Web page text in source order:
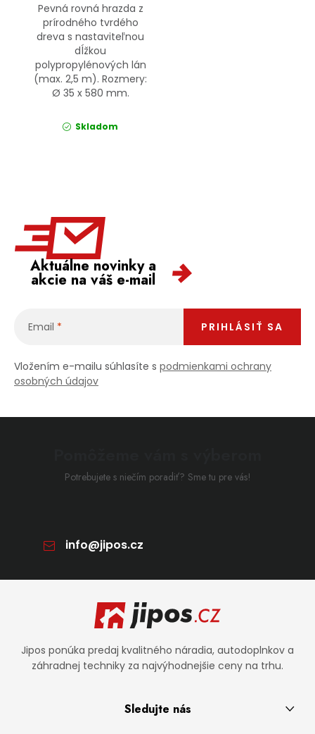
Pevná rovná hrazda z
prírodného tvrdého
dreva s nastaviteľnou
dĺžkou
polypropylénových lán
(max. 2,5 m). Rozmery:
Ø 35 x 580 mm.
Skladom
Aktuálne novinky a
akcie na váš e-mail
Email
Vložením e-mailu súhlasíte s podmienkami ochrany
osobných údajov
PRIHLÁSIŤ SA
Potrebujete s niečím poradiť? Sme tu pre vás!
info@jipos.cz
Jipos ponúka predaj kvalitného náradia, autodoplnkov a
záhradnej techniky za najvýhodnejšie ceny na trhu.
Sledujte nás